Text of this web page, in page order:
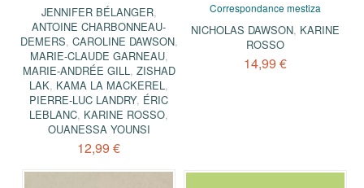
JENNIFER BÉLANGER,
ANTOINE CHARBONNEAU-
DEMERS, CAROLINE DAWSON,
MARIE-CLAUDE GARNEAU,
MARIE-ANDRÉE GILL, ZISHAD
LAK, KAMA LA MACKEREL,
PIERRE-LUC LANDRY, ÉRIC
LEBLANC, KARINE ROSSO,
OUANESSA YOUNSI
12,99 €
Correspondance mestiza
NICHOLAS DAWSON, KARINE
ROSSO
14,99 €